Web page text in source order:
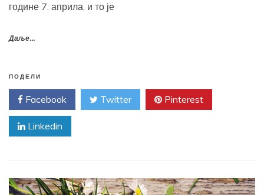
године 7. априла, и то је
Даље...
ПОДЕЛИ
Facebook Twitter Pinterest
Linkedin